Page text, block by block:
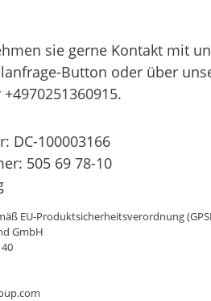
sie gerne Kontakt mit
Button oder über
DC-100003166
505 69 78-10
EU-Produktsicherheitsverordnung
GmbH